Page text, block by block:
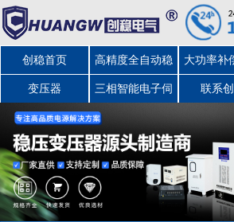
创稳首页 高精度全自动稳
压器
大功率补
力稳
变压器 三相智能电子伺 联系